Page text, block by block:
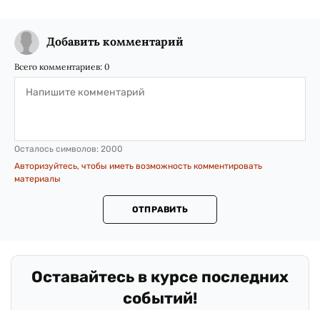
Добавить комментарий
Всего комментариев: 0
Осталось символов: 2000
Авторизуйтесь, чтобы иметь возможность комментировать
материалы
ОТПРАВИТЬ
Оставайтесь в курсе последних
событий!